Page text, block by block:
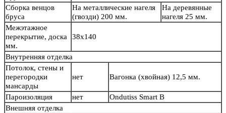
Сборка венцов
бруса
На металлические нагеля
(гвозди) 200 мм.
На деревянные
нагеля 25 мм.
Межэтажное
перекрытие, доска
мм.
38х140
Внутренняя отделка
Потолок, стены и
перегородки
мансарды
нет Вагонка (хвойная) 12,5 мм.
Пароизоляция нет
Ondutiss Smart B
Внешняя отделка